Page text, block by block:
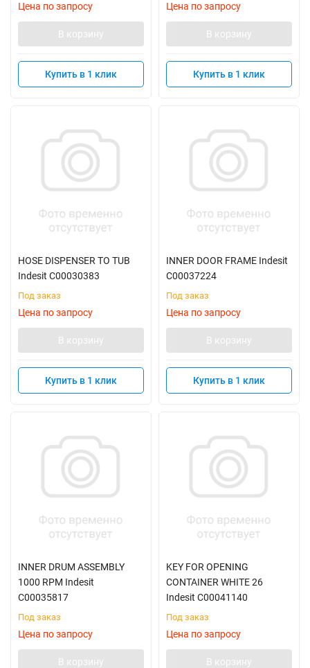
Цена по запросу
В корзину
Купить в 1 клик
Цена по запросу
В корзину
Купить в 1 клик
HOSE DISPENSER TO TUB
Indesit C00030383
Под заказ
Цена по запросу
В корзину
Купить в 1 клик
INNER DOOR FRAME Indesit
C00037224
Под заказ
Цена по запросу
В корзину
Купить в 1 клик
INNER DRUM ASSEMBLY
1000 RPM Indesit
C00035817
Под заказ
Цена по запросу
В корзину
KEY FOR OPENING
CONTAINER WHITE 26
Indesit C00041140
Под заказ
Цена по запросу
В корзину